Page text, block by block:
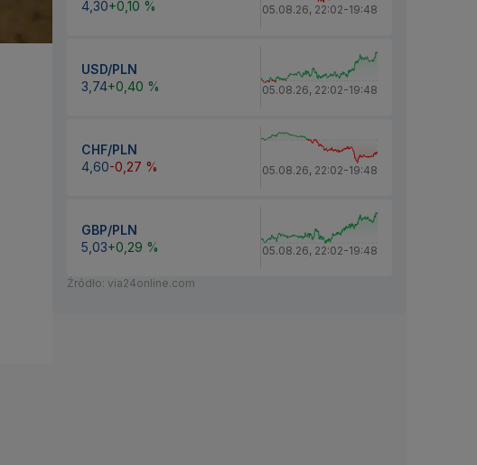
4,30+0,10 % 05.08.26, 22:02-19:48
USD/PLN
3,74+0,40 % 05.08.26, 22:02-19:48
CHF/PLN
4,60-0,27 % 05.08.26, 22:02-19:48
GBP/PLN
5,03+0,29 % 05.08.26, 22:02-19:48
Źródło: via24online.com